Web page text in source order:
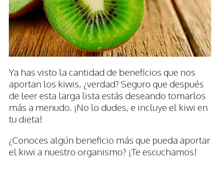
Ya has visto la cantidad de beneficios que nos
aportan los kiwis, ¿verdad? Seguro que después
de leer esta larga lista estás deseando tomarlos
más a menudo. ¡No lo dudes, e incluye el kiwi en
tu dieta!
¿Conoces algún beneficio más que pueda aportar
el kiwi a nuestro organismo? ¡Te escuchamos!